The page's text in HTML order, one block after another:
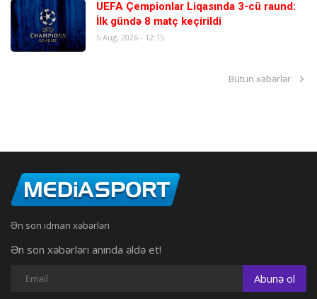
UEFA Çempionlar Liqasında 3-cü raund:
İlk gündə 8 matç keçirildi
5 Aug, 2026 - 12:15
Bütün xəbərlər
Ən son idman xəbərləri
Ən son xəbərləri anında əldə et!
Abunə ol